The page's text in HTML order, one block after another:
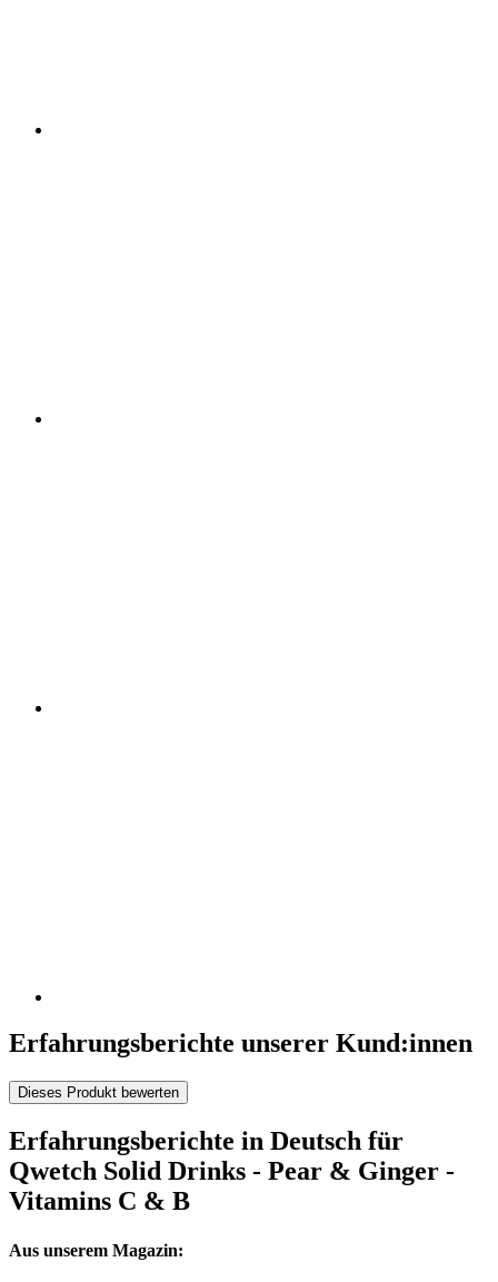
Erfahrungsberichte unserer Kund:innen
Dieses Produkt bewerten
Erfahrungsberichte in Deutsch für
Qwetch Solid Drinks - Pear & Ginger -
Vitamins C & B
Aus unserem Magazin: